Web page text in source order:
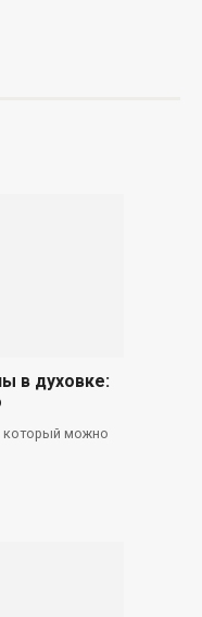
в духовке:
который можно